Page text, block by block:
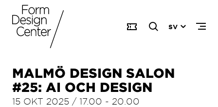
SV
MALMÖ DESIGN SALON
#25: AI OCH DESIGN
15 OKT 2025 / 17.00 - 20.00